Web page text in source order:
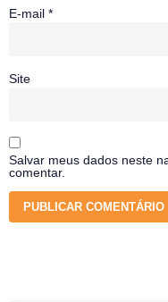
E-mail *
Site
Salvar meus dados neste
comentar.